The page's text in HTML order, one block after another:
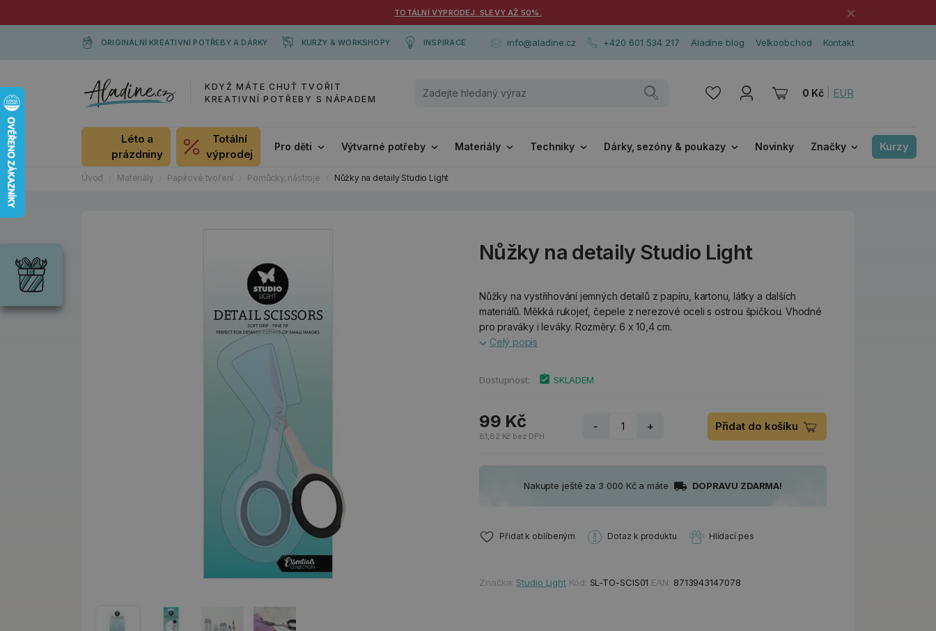
TOTÁLNÍ VÝPRODEJ. SLEVY AŽ 50%. ×
ORIGINÁLNÍ KREATIVNÍ POTŘEBY A DÁRKY KURZY & WORKSHOPY INSPIRACE info@aladine.cz +420 601 534 217 Aladine blog Velkoobchod Kontakt
KDYŽ MÁTE CHUŤ TVOŘIT
KREATIVNÍ POTŘEBY S NÁPADEM
0 Kč EUR
Léto a
prázdniny
Totální
výprodej
Pro děti Výtvarné potřeby Materiály Techniky Dárky, sezóny & poukazy Novinky Značky Kurzy
Úvod Materiály Papírové tvoření Pomůcky, nástroje Nůžky na detaily Studio Light
Nůžky na detaily Studio Light
Nůžky na vystřihování jemných detailů z papíru, kartonu, látky a dalších
materiálů. Měkká rukojeť, čepele z nerezové oceli s ostrou špičkou. Vhodné
pro praváky i leváky. Rozměry: 6 x 10,4 cm.
Celý popis
Dostupnost: SKLADEM
99 Kč
81,82 Kč bez DPH
- + Přidat do košíku
Nakupte ještě za 3 000 Kč a máte DOPRAVU ZDARMA!
Přidat k oblíbeným Dotaz k produktu Hlídací pes
Značka: Studio Light Kód: SL-TO-SCIS01 EAN: 8713943147078